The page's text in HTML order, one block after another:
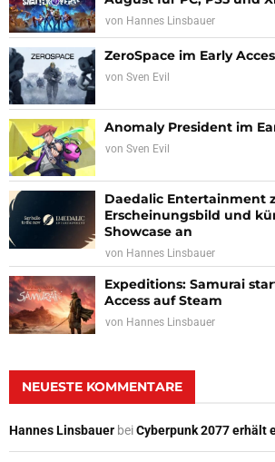
von Hannes Linsbauer
ZeroSpace im Early
von Sven Evil
Anomaly President im
von Sven Evil
Daedalic Entertainment
Erscheinungsbild und
Showcase an
von Hannes Linsbauer
Expeditions: Samurai
Access auf Steam
von Hannes Linsbauer
NEUESTE KOMMENTARE
Hannes Linsbauer beiCyberpunk 2077 erhält